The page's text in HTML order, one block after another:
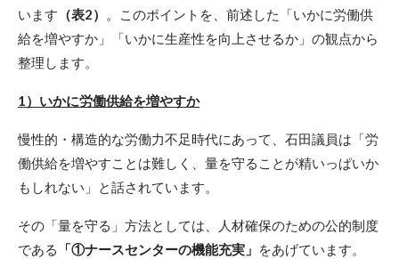
います （表2）
。このポイントを、前述した「いかに労働供
給を増やすか」「いかに生産性を向上させるか」の観点から
整理します。
1）いかに労働供給を増やすか
慢性的・構造的な労働力不足時代にあって、石田議員は「労
働供給を増やすことは難しく、量を守ることが精いっぱいか
もしれない」と話されています。
その「量を守る」方法としては、人材確保のための公的制度
である
「①ナースセンターの機能充実」 をあげています。